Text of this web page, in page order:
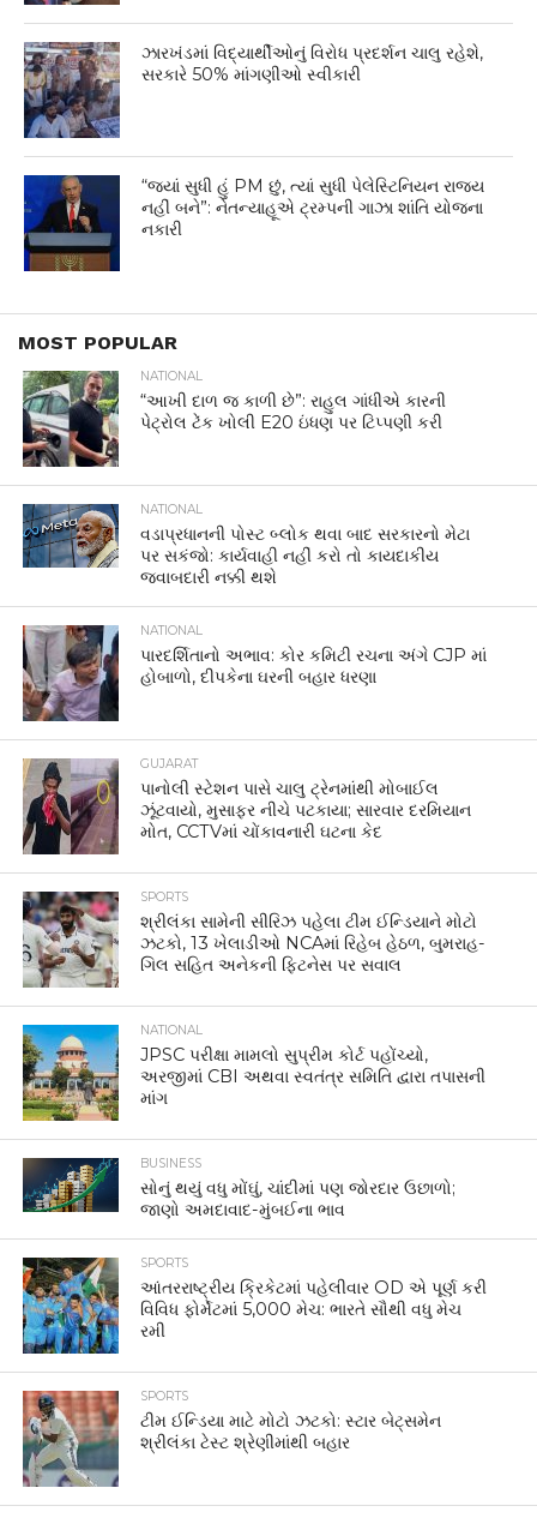
ઝારખંડમાં વિદ્યાર્થીઓનું વિરોધ પ્રદર્શન ચાલુ રહેશે,
સરકારે 50% માંગણીઓ સ્વીકારી
“જ્યાં સુધી હું PM છું, ત્યાં સુધી પેલેસ્ટિનિયન રાજ્ય
નહીં બને”: નેતન્યાહૂએ ટ્રમ્પની ગાઝા શાંતિ યોજના
નકારી
MOST POPULAR
NATIONAL
“આખી દાળ જ કાળી છે”: રાહુલ ગાંધીએ કારની
પેટ્રોલ ટેંક ખોલી E20 ઇંધણ પર ટિપ્પણી કરી
NATIONAL
વડાપ્રધાનની પોસ્ટ બ્લોક થવા બાદ સરકારનો મેટા
પર સકંજો: કાર્યવાહી નહીં કરો તો કાયદાકીય
જવાબદારી નક્કી થશે
NATIONAL
પારદર્શિતાનો અભાવ: કોર કમિટી રચના અંગે CJP માં
હોબાળો, દીપકેના ઘરની બહાર ધરણા
GUJARAT
પાનોલી સ્ટેશન પાસે ચાલુ ટ્રેનમાંથી મોબાઈલ
ઝૂંટવાયો, મુસાફર નીચે પટકાયા; સારવાર દરમિયાન
મોત, CCTVમાં ચોંકાવનારી ઘટના કેદ
SPORTS
શ્રીલંકા સામેની સીરિઝ પહેલા ટીમ ઈન્ડિયાને મોટો
ઝટકો, 13 ખેલાડીઓ NCAમાં રિહેબ હેઠળ, બુમરાહ-
ગિલ સહિત અનેકની ફિટનેસ પર સવાલ
NATIONAL
JPSC પરીક્ષા મામલો સુપ્રીમ કોર્ટ પહોંચ્યો,
અરજીમાં CBI અથવા સ્વતંત્ર સમિતિ દ્વારા તપાસની
માંગ
BUSINESS
સોનું થયું વધુ મોંઘું, ચાંદીમાં પણ જોરદાર ઉછાળો;
જાણો અમદાવાદ-મુંબઈના ભાવ
SPORTS
આંતરરાષ્ટ્રીય ક્રિકેટમાં પહેલીવાર OD એ પૂર્ણ કરી
વિવિધ ફોર્મેટમાં 5,000 મેચ: ભારતે સૌથી વધુ મેચ
રમી
SPORTS
ટીમ ઈન્ડિયા માટે મોટો ઝટકો: સ્ટાર બેટ્સમેન
શ્રીલંકા ટેસ્ટ શ્રેણીમાંથી બહાર